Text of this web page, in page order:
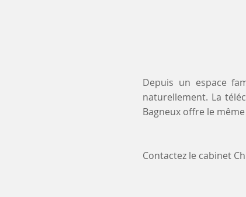
Depuis un espace
naturellement. La
Bagneux offre le
Contactez le cabinet